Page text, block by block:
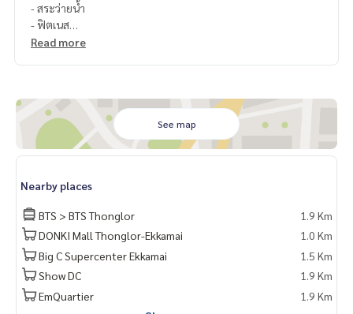
- สระว่ายน้ำ
- ฟิตเนส
- ซาวน่า
- Key Card Access
📍สถานที่ใกล้เคียง :
- The Commons : 660 ม.
- J Avenue : 810 ม.
- Nihonmura Mall : 1.1 กม.
- Donki Mall : 1.3 กม.
- Tops ทองหล่อ : 1.4 กม.
- Fifty Fifth Avenue : 1.6 กม.
🥰 Contact
Line : @therealproperty
Read more
See map
Nearby places
BTS > BTS Thonglor
1.9 Km
DONKI Mall Thonglor-Ekkamai
1.0 Km
Big C Supercenter Ekkamai
1.5 Km
Show DC
1.9 Km
EmQuartier
1.9 Km